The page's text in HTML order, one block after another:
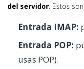
del servidor . Estos
Entrada IMAP:
Entrada POP:
usas POP).